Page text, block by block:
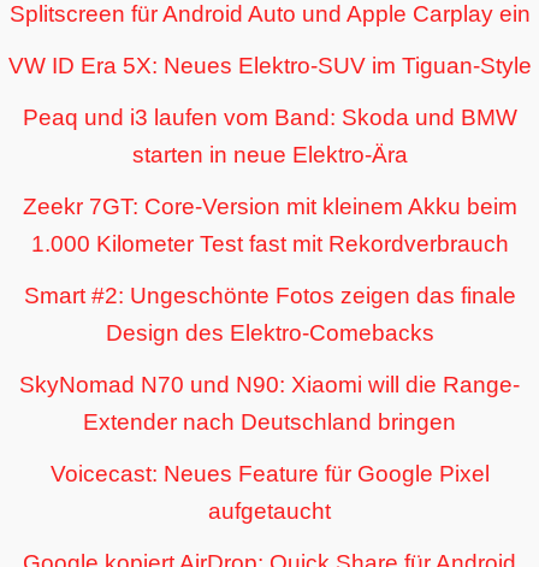
Splitscreen für Android Auto und Apple Carplay ein
VW ID Era 5X: Neues Elektro-SUV im Tiguan-Style
Peaq und i3 laufen vom Band: Skoda und BMW
starten in neue Elektro-Ära
Zeekr 7GT: Core-Version mit kleinem Akku beim
1.000 Kilometer Test fast mit Rekordverbrauch
Smart #2: Ungeschönte Fotos zeigen das finale
Design des Elektro-Comebacks
SkyNomad N70 und N90: Xiaomi will die Range-
Extender nach Deutschland bringen
Voicecast: Neues Feature für Google Pixel
aufgetaucht